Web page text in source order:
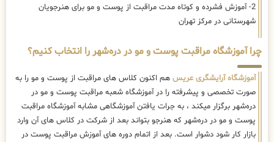
2- آموزش فشرده و کوتاه مدت مراقبت از پوست و مو برای هنرجویان
شهرستانی در مرکز تهران
چرا آموزشگاه مراقبت پوست و مو در دره‌شهر را انتخاب کنیم؟
آموزشگاه آرایشگری عریس هم اکنون کلاس های مراقبت از پوست و مو را به
صورت تخصصی و پیشرفته را در آموزشگاه شعبه مراقبت پوست و مو در
دره‌شهر برگزار میکند ، به جرات یافتن آموزشگاهی مشابه آموزشگاه مراقبت
پوست و مو در دره‌شهر که هنرجو بتواند بعد از شرکت در کلاس های آن وارد
بازار کار شود دشوار است. بعد از اتمام دوره های آموزش مراقبت پوست در